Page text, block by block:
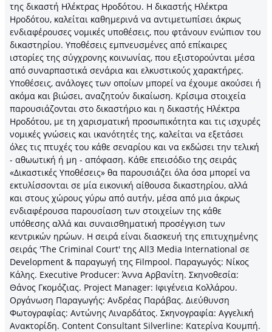
της δικαστή Ηλέκτρας Ηροδότου. Η δικαστής Ηλέκτρα
Ηροδότου, καλείται καθημερινά να αντιμετωπίσει άκρως
ενδιαφέρουσες νομικές υποθέσεις, που φτάνουν ενώπιον του
δικαστηρίου. Υποθέσεις εμπνευσμένες από επίκαιρες
ιστορίες της σύγχρονης κοινωνίας, που εξιστορούνται μέσα
από συναρπαστικά σενάρια και ελκυστικούς χαρακτήρες.
Υποθέσεις, ανάλογες των οποίων μπορεί να έχουμε ακούσει ή
ακόμα και βιώσει, αναζητούν δικαίωση. Κρίσιμα στοιχεία
παρουσιάζονται στο δικαστήριο και η δικαστής Ηλέκτρα
Ηροδότου, με τη χαρισματική προσωπικότητα και τις ισχυρές
νομικές γνώσεις και ικανότητές της, καλείται να εξετάσει
όλες τις πτυχές του κάθε σεναρίου και να εκδώσει την τελική
- αθωωτική ή μη - απόφαση. Κάθε επεισόδιο της σειράς
«Δικαστικές Υποθέσεις» θα παρουσιάζει όλα όσα μπορεί να
εκτυλίσσονται σε μία εικονική αίθουσα δικαστηρίου, αλλά
και στους χώρους γύρω από αυτήν, μέσα από μια άκρως
ενδιαφέρουσα παρουσίαση των στοιχείων της κάθε
υπόθεσης αλλά και συναισθηματική προσέγγιση των
κεντρικών ηρώων. Η σειρά είναι διασκευή της επιτυχημένης
σειράς 'The Criminal Court' της All3 Media International σε
Development & παραγωγή της Filmpool. Παραγωγός: Νίκος
Κάλης. Executive Producer: Άννα Αρβανίτη. Σκηνοθεσία:
Θάνος Γκομόζιας. Project Manager: Ιφιγένεια Κολλάρου.
Οργάνωση Παραγωγής: Ανδρέας Παράβας. Διεύθυνση
Φωτογραφίας: Αντώνης Λιναρδάτος. Σκηνογραφία: Αγγελική
Ανακτορίδη. Content Consultant Silverline: Κατερίνα Κουμπή.